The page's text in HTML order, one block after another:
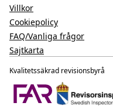
Villkor
Cookiepolicy
FAQ/Vanliga frågor
Sajtkarta
Kvalitetssäkrad revisionsbyrå